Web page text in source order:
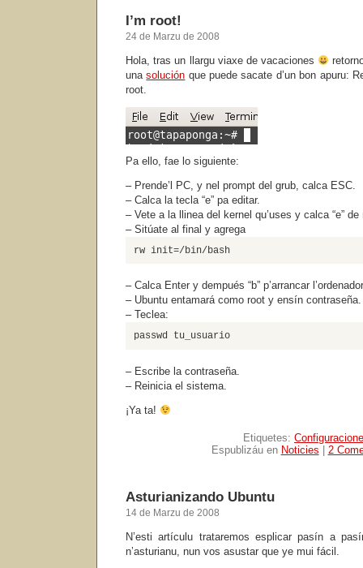
I’m root!
24 de Marzu de 2008
Hola, tras un llargu viaxe de vacaciones
unasolución que puede sacate d’un bon apuru:
root.
Pa ello, fae lo siguiente:
– Prende’l PC, y nel prompt del grub, calca ESC.
– Calca la tecla “e” pa editar.
– Vete a la llinea del kernel qu’uses y calca “e”
– Sitúate al final y agrega
rw init=/bin/bash
– Calca Enter y dempués “b” p’arrancar
– Ubuntu entamará como root y ensín contraseña.
– Teclea:
passwd tu_usuario
– Escribe la contraseña.
– Reinicia el sistema.
¡Ya ta!
Etiquetes:
Espublizáu en Noticies 2
Asturianizando Ubuntu
14 de Marzu de 2008
N’esti artículu trataremos esplicar pasín a
n’asturianu, nun vos asustar que ye mui fácil.